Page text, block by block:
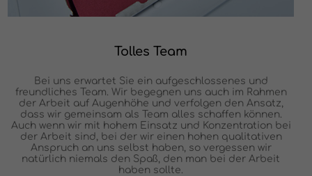
Tolles Team
Bei uns erwartet Sie ein aufgeschlossenes und
freundliches Team. Wir begegnen uns auch im Rahmen
der Arbeit auf Augenhöhe und verfolgen den Ansatz,
dass wir gemeinsam als Team alles schaffen können.
Auch wenn wir mit hohem Einsatz und Konzentration bei
der Arbeit sind, bei der wir einen hohen qualitativen
Anspruch an uns selbst haben, so vergessen wir
natürlich niemals den Spaß, den man bei der Arbeit
haben sollte.